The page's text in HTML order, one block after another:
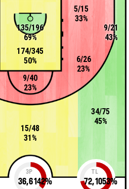
9/40
23%
6/26
23%
5/15
33%
174/345
50%
135/196
69%
15/48
31%
34/75
45%
9/21
43%
3P
36,6142%
TL
72,1053%